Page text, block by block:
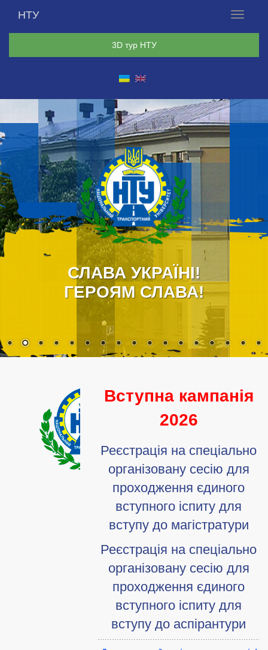
Меню
НТУ
3D тур НТУ
СЛАВА УКРАЇНІ!
ГЕРОЯМ СЛАВА!
Вступна кампанія
2026
Реєстрація на спеціально
організовану сесію для
проходження єдиного
вступного іспиту для
вступу до магістратури
Реєстрація на спеціально
організовану сесію для
проходження єдиного
вступного іспиту для
вступу до аспірантури